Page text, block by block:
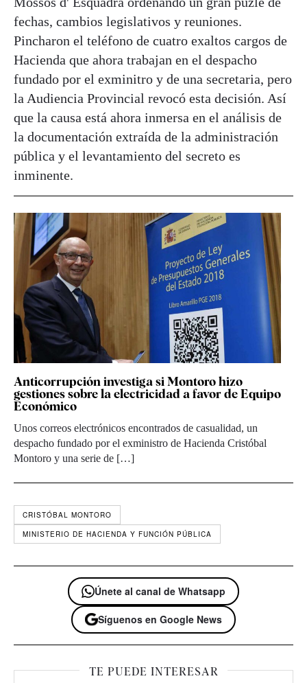
fechas, cambios legislativos y reuniones.
Pincharon el teléfono de cuatro exaltos cargos de
Hacienda que ahora trabajan en el despacho
fundado por el exminitro y de una secretaria, pero
la Audiencia Provincial revocó esta decisión. Así
que la causa está ahora inmersa en el análisis de
la documentación extraída de la administración
pública y el levantamiento del secreto es
inminente.
Anticorrupción investiga si Montoro hizo
gestiones sobre la electricidad a favor de Equipo
Económico
Unos correos electrónicos encontrados de casualidad, un
despacho fundado por el exministro de Hacienda Cristóbal
Montoro y una serie de […]
CRISTÓBAL MONTORO
MINISTERIO DE HACIENDA Y FUNCIÓN PÚBLICA
Únete al canal de Whatsapp
Síguenos en Google News
TE PUEDE INTERESAR